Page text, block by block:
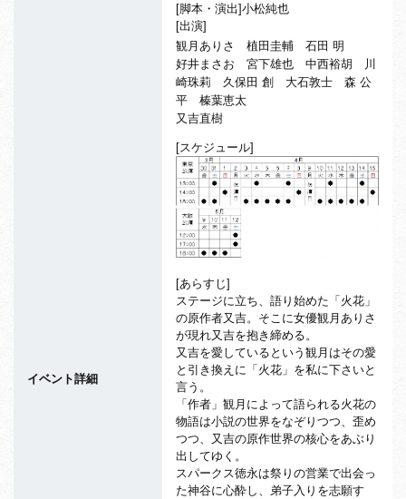
イベント詳細
[脚本・演出]小松純也
[出演]
観月ありさ 植田圭輔 石田 明
好井まさお 宮下雄也 中西裕胡
川
崎珠莉 久保田 創 大石敦士 森 公
平 榛葉恵太
又吉直樹
[スケジュール]
[あらすじ]
ステージに立ち、語り始めた「火花」
の原作者又吉。そこに女優観月ありさ
が現れ又吉を抱き締める。
又吉を愛しているという観月はその愛
と引き換えに「火花」を私に下さいと
言う。
「作者」観月によって語られる火花の
物語は小説の世界をなぞりつつ、歪め
つつ、又吉の原作世界の核心をあぶり
出してゆく。
スパークス徳永は祭りの営業で出会っ
た神谷に心酔し、弟子入りを志願す